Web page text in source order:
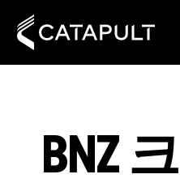
BNZ